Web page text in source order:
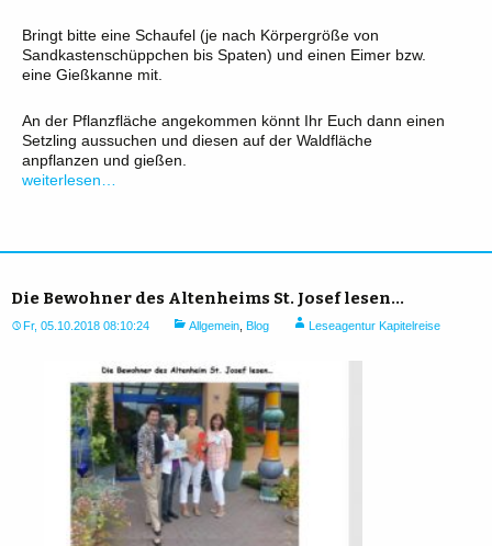
Bringt bitte eine Schaufel (je nach Körpergröße von
Sandkastenschüppchen bis Spaten) und einen Eimer bzw.
eine Gießkanne mit.
An der Pflanzfläche angekommen könnt Ihr Euch dann einen
Setzling aussuchen und diesen auf der Waldfläche
anpflanzen und gießen.
weiterlesen…
Die Bewohner des Altenheims St. Josef lesen…
Fr, 05.10.2018 08:10:24 Allgemein, Blog Leseagentur Kapitelreise